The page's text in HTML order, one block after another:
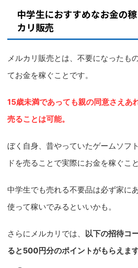
中学生におすすめなお金の
カリ販売
メルカリ販売とは、不要になったも
てお金を稼ぐことです。
15歳未満であっても親の同意さえあ
売ることは可能。
ぼく自身、昔やっていたゲームソフ
ドを売ることで実際にお金を稼ぐこ
中学生でも売れる不要品は必ず家に
使って稼いでみるといいかも。
さらにメルカリでは、 以下の招待コ
ると500円分のポイントがもらえま